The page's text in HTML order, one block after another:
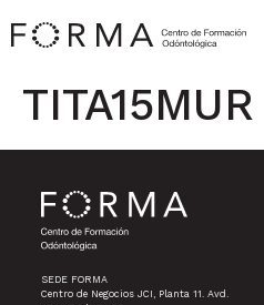
TITA15MUR
SEDE FORMA
Centro de Negocios JCI, Planta 11. Avd.